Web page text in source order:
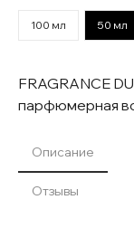
100 мл 50 мл
FRAGRANCE
парфюмерная
Описание
Отзывы